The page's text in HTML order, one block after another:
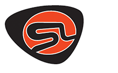
We use cookies to ensure that we
on our website. By continuing to
that cookies are used to help us
to offer you a better experience. To
you can disable cookies, you can